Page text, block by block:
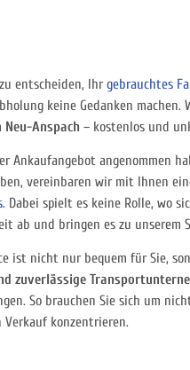
entscheiden, Ihrgebrauchtes
keine Gedanken machen.
Neu-Anspach – kostenlos und
Ankaufangebot angenommen
vereinbaren wir mit Ihnen
. Dabei spielt es keine Rolle, wo
ab und bringen es zu unserem
ist nicht nur bequem für Sie,
zuverlässige
So brauchen Sie sich um
Verkauf konzentrieren.